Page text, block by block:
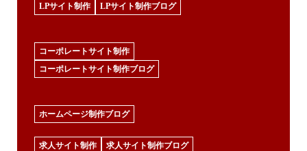
LPサイト制作 LPサイト制作ブログ
コーポレートサイト制作
コーポレートサイト制作ブログ
ホームページ制作ブログ
求人サイト制作 求人サイト制作ブログ